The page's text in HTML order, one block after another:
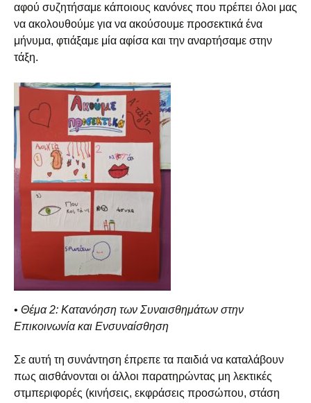
αφού συζητήσαμε κάποιους κανόνες που πρέπει όλοι μας
να ακολουθούμε για να ακούσουμε προσεκτικά ένα
μήνυμα, φτιάξαμε μία αφίσα και την αναρτήσαμε στην
τάξη.
• Θέμα 2: Κατανόηση των Συναισθημάτων στην
Επικοινωνία και Ενσυναίσθηση
Σε αυτή τη συνάντηση έπρεπε τα παιδιά να καταλάβουν
πως αισθάνονται οι άλλοι παρατηρώντας μη λεκτικές
στμπεριφορές (κινήσεις, εκφράσεις προσώπου, στάση